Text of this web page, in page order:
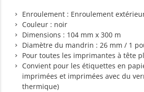
Enroulement : Enroulement
Couleur : noir
Dimensions : 104 mm x 300 m
Diamètre du mandrin : 26 mm / 1
Pour toutes les imprimantes à tête
Convient pour les étiquettes en
imprimées et imprimées avec du
thermique)